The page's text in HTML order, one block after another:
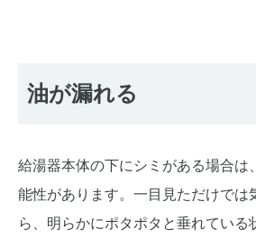
油が漏れる
給湯器本体の下にシミがある場合は
能性があります。一目見ただけでは
ら、明らかにポタポタと垂れている